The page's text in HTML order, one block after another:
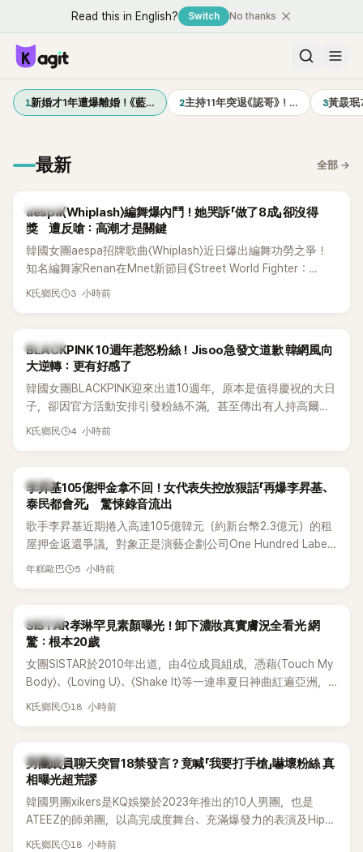
Read this in English? Switch No thanks
1新婚才1年遭爆離婚！《藍… 2主持11年突退《認哥》！… 3黃晸
最新 全部 →
K-POP
aespa〈Whiplash〉編舞爆內鬥！她哭訴「做了8成」卻沒得
獎 遭反嗆：高潮才是關鍵
韓國女團aespa招牌歌曲〈Whiplash〉近日爆出編舞功勞之爭！
知名編舞家Renan在Mnet新節目《Street World Fighter：
Directors' War》預告中，公開談及自己在〈Whiplash〉編舞上的
K氏鄉民 3 小時前
K-POP
BLACKPINK 10週年惹怒粉絲！Jisoo急發文道歉 韓網風向
大逆轉：更有好感了
韓國女團BLACKPINK迎來出道10週年，原本是值得慶祝的大日
子，卻因官方活動安排引發粉絲不滿，甚至傳出有人持高爾夫
球桿到YG娛樂大樓鬧事。Jisoo今（8日）也親自發文向BLINK
K氏鄉民 4 小時前
韓星
李昇基105億押金拿不回！女代表失控放狠話「再爆李昇基、
泰民都會死」 驚悚錄音流出
歌手李昇基近期捲入高達105億韓元（約新台幣2.3億元）的租
屋押金返還爭議，對象正是演藝企劃公司One Hundred Label
代表車佳媛(차가원)。如今事件再掀風波，YouTuber李鎮浩公開
年糕歐巴 5 小時前
K-POP
SISTAR孝琳罕見素顏曝光！卸下濃妝真實膚況全看光 網
驚：根本20歲
女團SISTAR於2010年出道，由4位成員組成，憑藉〈Touch My
Body〉、〈Loving U〉、〈Shake It〉等一連串夏日神曲紅遍亞洲，
獲封「夏日女王」。不過，團體在出道滿7年後宣布解散，成員各
不僅展現兩人多年不變的好交情，她幾乎素顏入鏡的真實模
樣，也意外掀起網友熱議。
K氏鄉民 18 小時前
K-POP
男團成員聊天突冒18禁發言？竟喊「我要打手槍」嚇壞粉絲 真
相曝光超荒謬
韓國男團xikers是KQ娛樂於2023年推出的10人男團，也是
ATEEZ的師弟團，以高完成度舞台、充滿爆發力的表演及Hip-
Hop風格聞名，出道後迅速累積大批海內外粉絲，近年也陸續
K氏鄉民 18 小時前